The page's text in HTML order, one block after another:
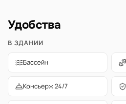
Удобства
В ЗДАНИИ
Бассейн
Консьерж 24/7